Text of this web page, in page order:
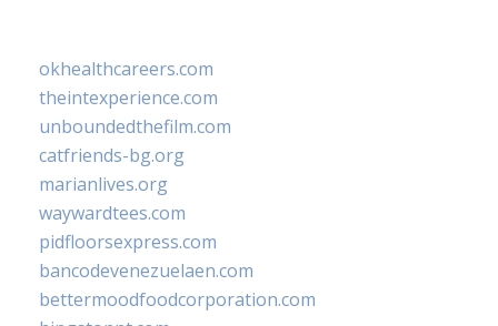
okhealthcareers.com
theintexperience.com
unboundedthefilm.com
catfriends-bg.org
marianlives.org
waywardtees.com
pidfloorsexpress.com
bancodevenezuelaen.com
bettermoodfoodcorporation.com